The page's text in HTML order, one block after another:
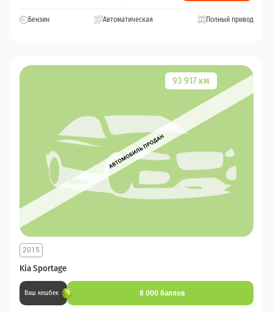
Бензин Автоматическая Полный привод
93 917 км
Kia Sportage
2015
Ваш кешбек 8 000 баллов